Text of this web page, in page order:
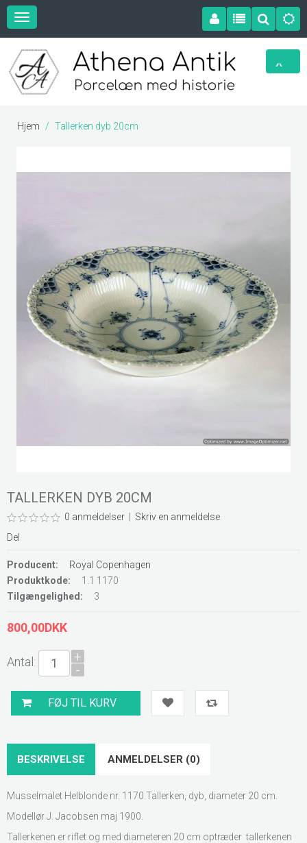
Hjem Tallerken dyb 20cm
TALLERKEN DYB 20CM
0 anmeldelser
Skriv en anmeldelse
Del
Producent:
Royal Copenhagen
Produktkode:
1.1 1170
Tilgængelighed:
3
800,00DKK
Antal: +
-
BESKRIVELSE ANMELDELSER (0)
Musselmalet Helblonde nr. 1170.Tallerken, dyb, diameter 20 cm.
Modellør J. Jacobsen maj 1900.
Tallerkenen er riflet og med diameteren 20 cm optræder tallerkenen